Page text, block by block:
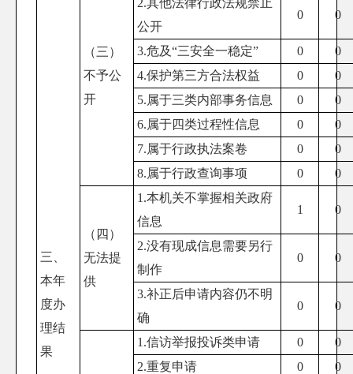
三、
本年
度办
理结
果
（三）
不予公
开
公开
0 0
3.危及“三安全一稳定” 0
0
4.保护第三方合法权益
0
0
5.属于三类内部事务信息
0
0
6.属于四类过程性信息
0
0
7.属于行政执法案卷
0
0
8.属于行政查询事项
0 0
（四）
无法提
供
1.本机关不掌握相关政府
信息
1 0
2.没有现成信息需要另行
制作
0 0
3.补正后申请内容仍不明
确
0 0
1.信访举报投诉类申请 0
0
2.重复申请
0
0